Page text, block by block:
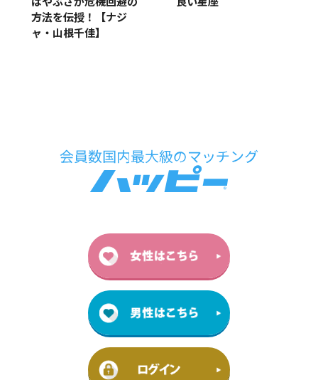
はやぶさが危機回避の
方法を伝授！【ナジ
ャ・山根千佳】
良い星座